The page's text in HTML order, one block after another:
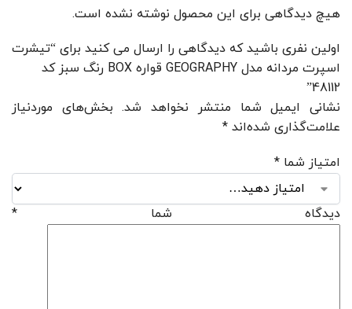
هیچ دیدگاهی برای این محصول نوشته نشده است.
اولین نفری باشید که دیدگاهی را ارسال می کنید برای “تیشرت
اسپرت مردانه مدل GEOGRAPHY قواره BOX رنگ سبز کد
48112”
نشانی ایمیل شما منتشر نخواهد شد. بخش‌های موردنیاز
علامت‌گذاری شده‌اند *
امتیاز شما *
دیدگاه شما *